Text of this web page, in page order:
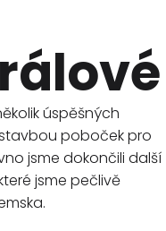
úspěšných
poboček pro
jsme dokončili další
jsme pečlivě